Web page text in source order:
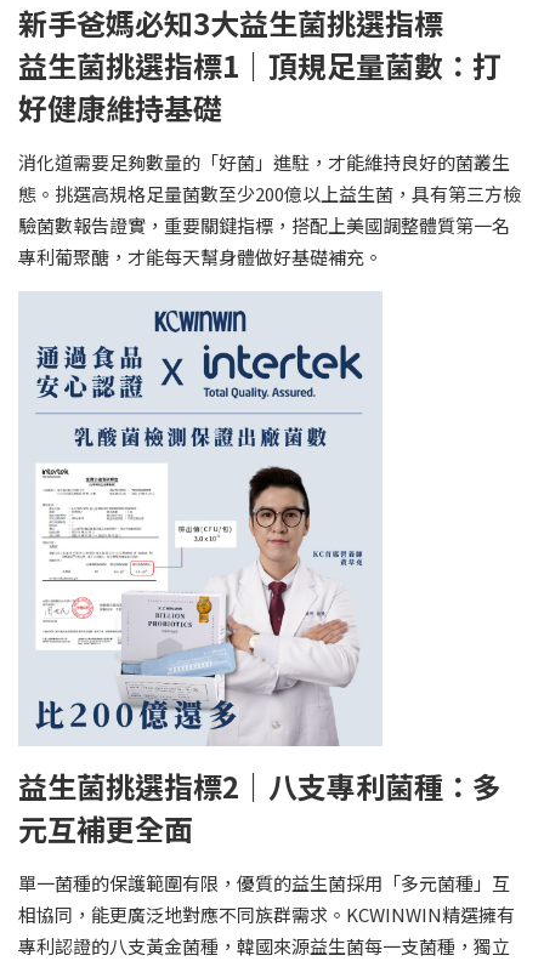
新手爸媽必知3大益生菌挑選指標
益生菌挑選指標1｜頂規足量菌數：打
好健康維持基礎
消化道需要足夠數量的「好菌」進駐，才能維持良好的菌叢生
態。挑選高規格足量菌數至少200億以上益生菌，具有第三方檢
驗菌數報告證實，重要關鍵指標，搭配上美國調整體質第一名
專利葡聚醣，才能每天幫身體做好基礎補充。
益生菌挑選指標2｜八支專利菌種：多
元互補更全面
單一菌種的保護範圍有限，優質的益生菌採用「多元菌種」互
相協同，能更廣泛地對應不同族群需求。KCWINWIN精選擁有
專利認證的八支黃金菌種，韓國來源益生菌每一支菌種，獨立